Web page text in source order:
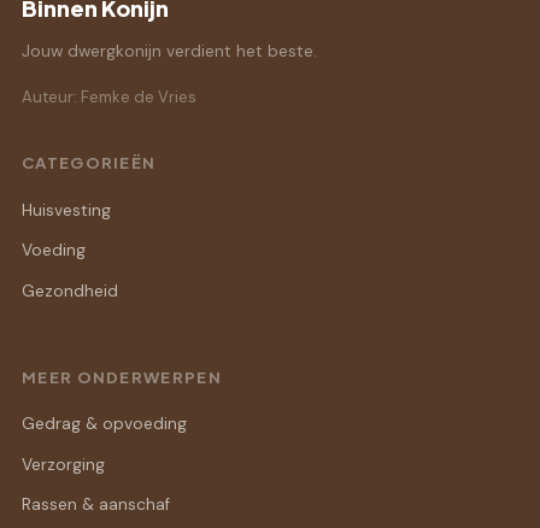
Binnen Konijn
Jouw dwergkonijn verdient het beste.
Auteur: Femke de Vries
CATEGORIEËN
Huisvesting
Voeding
Gezondheid
MEER ONDERWERPEN
Gedrag & opvoeding
Verzorging
Rassen & aanschaf